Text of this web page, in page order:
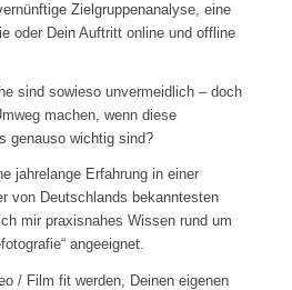
Zielgruppenanalyse, eine
oder Dein Auftritt online und offline
sind sowieso unvermeidlich – doch
machen, wenn diese
genauso wichtig sind?
jahrelange Erfahrung in einer
von Deutschlands bekanntesten
mir praxisnahes Wissen rund um
angeeignet.
/ Film fit werden, Deinen eigenen